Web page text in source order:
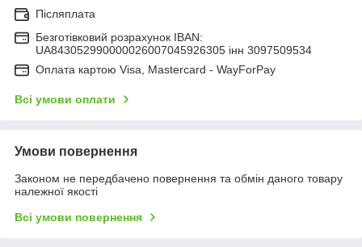
Післяплата
Безготівковий розрахунок IBAN:
UA843052990000026007045926305 інн 3097509534
Оплата картою Visa, Mastercard - WayForPay
Всі умови оплати
Умови повернення
Законом не передбачено повернення та обмін даного товару
належної якості
Всі умови повернення